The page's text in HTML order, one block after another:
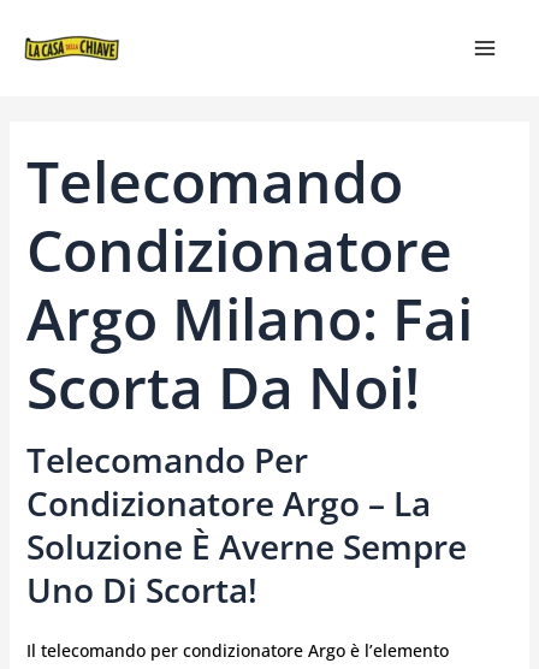
Telecomando
Condizionatore
Argo Milano: Fai
Scorta Da Noi!
Telecomando Per
Condizionatore Argo – La
Soluzione È Averne Sempre
Uno Di Scorta!
Il telecomando per condizionatore Argo è l’elemento
ARTICOLI